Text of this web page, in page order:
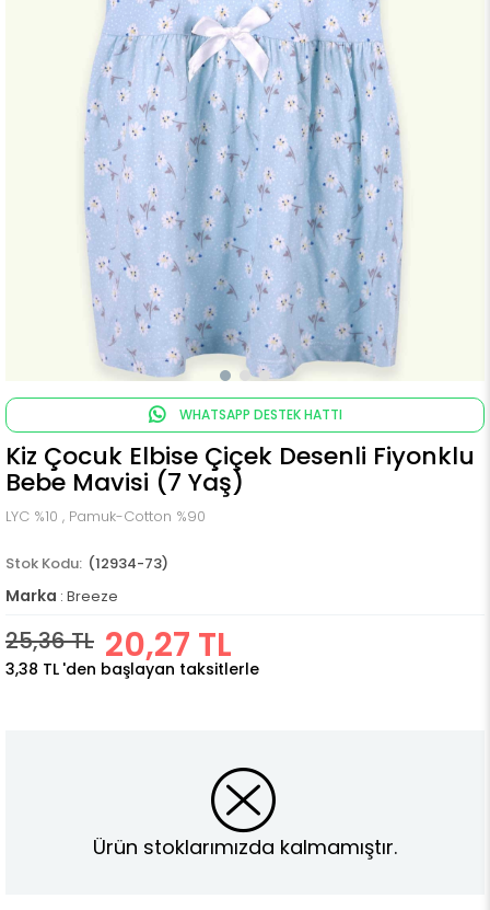
WHATSAPP DESTEK HATTI
Kiz Çocuk Elbise Çiçek Desenli Fiyonklu
Bebe Mavisi (7 Yaş)
LYC %10 , Pamuk-Cotton %90
(12934-73)
Marka : Breeze
25,36 TL 20,27 TL
3,38 TL 'den başlayan taksitlerle
Ürün stoklarımızda kalmamıştır.